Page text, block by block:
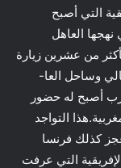
التي أصبح
العاهل
سنة1999بحيث قام بأكثر من عشرين زيارة
وساحل العا-
أصبح له حضور
التواجد
كذلك فرنسا
التي عرفت